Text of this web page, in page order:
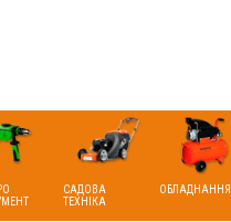
САДОВА
ТЕХНІКА
ОБЛАДНАННЯ